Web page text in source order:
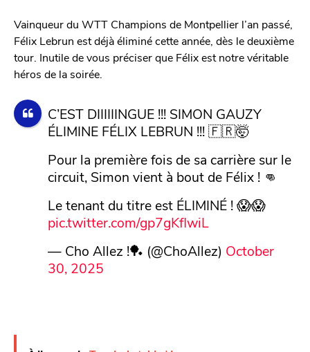
Vainqueur du WTT Champions de Montpellier l’an passé,
Félix Lebrun est déjà éliminé cette année, dès le deuxième
tour. Inutile de vous préciser que Félix est notre véritable
héros de la soirée.
C’EST DIIIIIINGUE !!! SIMON GAUZY
ÉLIMINE FÉLIX LEBRUN !!! 🇫🇷🤯
Pour la première fois de sa carrière sur le
circuit, Simon vient à bout de Félix ! 👊
Le tenant du titre est ÉLIMINÉ ! 😱😱
pic.twitter.com/gp7gKflwiL
— Cho Allez !🏓 (@ChoAllez) October
30, 2025